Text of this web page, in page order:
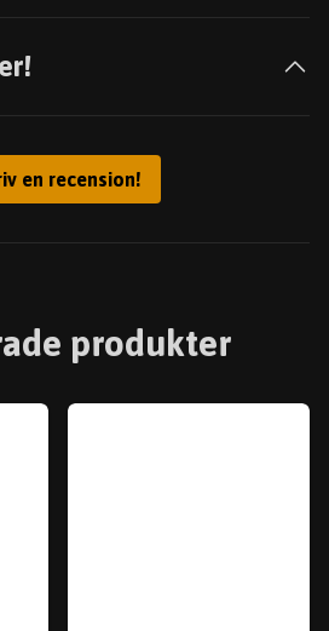
en recension!
produkter